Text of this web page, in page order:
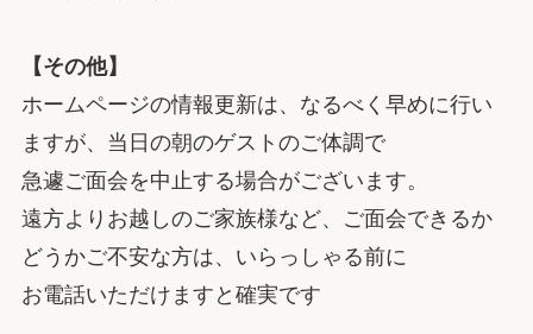
【その他】
ホームページの情報更新は、なるべく早めに行い
ますが、当日の朝のゲストのご体調で
急遽ご面会を中止する場合がございます。
遠方よりお越しのご家族様など、ご面会できるか
どうかご不安な方は、いらっしゃる前に
お電話いただけますと確実です